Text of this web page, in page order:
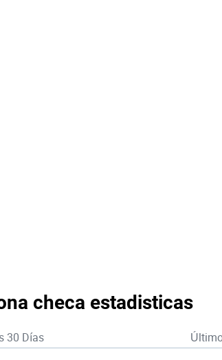
checa estadisticas
30 Días